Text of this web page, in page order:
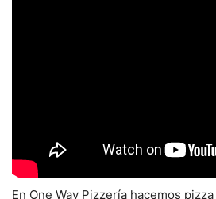
En One Way Pizzería hacemos